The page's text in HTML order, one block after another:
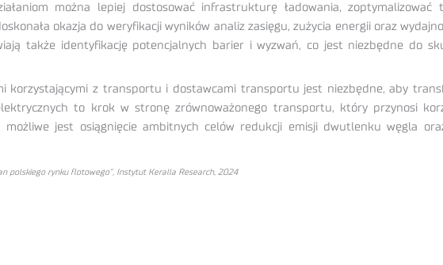
można lepiej dostosować infrastrukturę ładowania,
okazja do weryfikacji wyników analiz zasięgu, zużycia energii oraz
także identyfikację potencjalnych barier i wyzwań, co jest niezbędne do
korzystającymi z transportu i dostawcami transportu jest niezbędne, aby
to krok w stronę zrównoważonego transportu, który przynosi
możliwe jest osiągnięcie ambitnych celów redukcji emisji dwutlenku węgla
polskiego rynku flotowego”, Instytut Keralla Research, 2024